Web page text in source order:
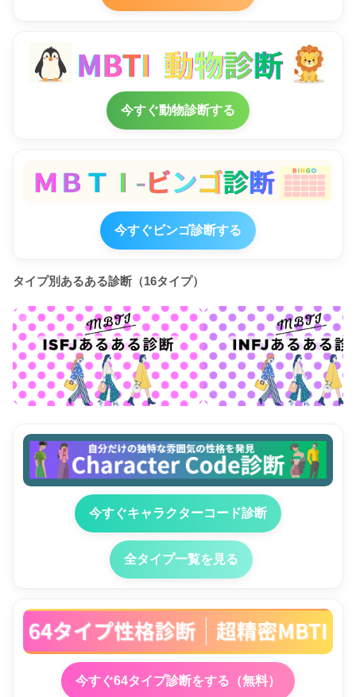
今すぐ動物診断する
今すぐビンゴ診断する
タイプ別あるある診断（16タイプ）
今すぐキャラクターコード診断
全タイプ一覧を見る
今すぐ64タイプ診断をする（無料）